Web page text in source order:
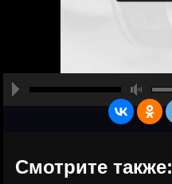
Смотрите также: